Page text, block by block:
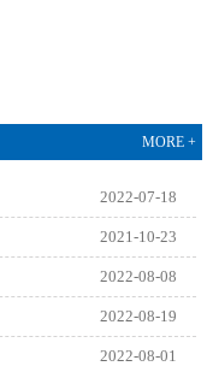
MORE +
2022-07-18
2021-10-23
2022-08-08
2022-08-19
2022-08-01